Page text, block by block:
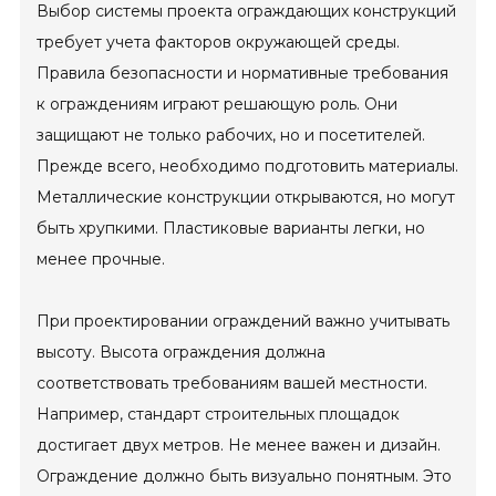
Выбор системы проекта ограждающих конструкций
требует учета факторов окружающей среды.
Правила безопасности и нормативные требования
к ограждениям играют решающую роль. Они
защищают не только рабочих, но и посетителей.
Прежде всего, необходимо подготовить материалы.
Металлические конструкции открываются, но могут
быть хрупкими. Пластиковые варианты легки, но
менее прочные.
При проектировании ограждений важно учитывать
высоту. Высота ограждения должна
соответствовать требованиям вашей местности.
Например, стандарт строительных площадок
достигает двух метров. Не менее важен и дизайн.
Ограждение должно быть визуально понятным. Это